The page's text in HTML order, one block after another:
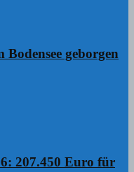
geborgen
207.450 Euro für